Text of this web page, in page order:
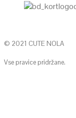
© 2021 CUTE NOLA
Vse pravice pridržane.